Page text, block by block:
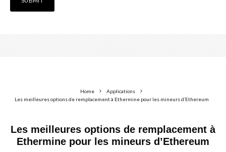
Home
Applications
Les meilleures options de remplacement à Ethermine pour les mineurs d’Ethereum
Les meilleures options de remplacement à
Ethermine pour les mineurs d’Ethereum